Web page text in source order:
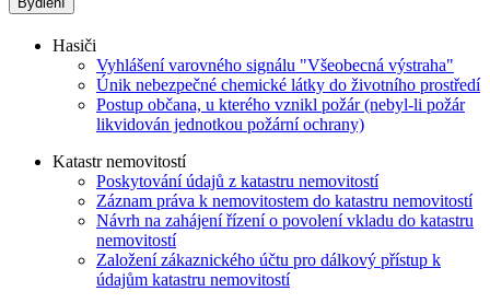
Hasiči
Vyhlášení varovného signálu "Všeobecná výstraha"
Únik nebezpečné chemické látky do životního prostředí
Postup občana, u kterého vznikl požár (nebyl-li požár
likvidován jednotkou požární ochrany)
Katastr nemovitostí
Poskytování údajů z katastru nemovitostí
Záznam práva k nemovitostem do katastru nemovitostí
Návrh na zahájení řízení o povolení vkladu do katastru
nemovitostí
Založení zákaznického účtu pro dálkový přístup k
údajům katastru nemovitostí